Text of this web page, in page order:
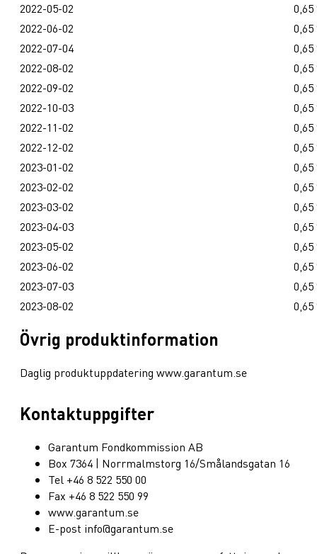
2022-05-02
0,65
2022-06-02
0,65
2022-07-04
0,65
2022-08-02
0,65
2022-09-02
0,65
2022-10-03
0,65
2022-11-02
0,65
2022-12-02
0,65
2023-01-02
0,65
2023-02-02
0,65
2023-03-02
0,65
2023-04-03
0,65
2023-05-02
0,65
2023-06-02
0,65
2023-07-03
0,65
2023-08-02
0,65
Övrig produktinformation
Daglig produktuppdatering www.garantum.se
Kontaktuppgifter
Garantum Fondkommission AB
Box 7364 | Norrmalmstorg 16/Smålandsgatan 16
Tel +46 8 522 550 00
Fax +46 8 522 550 99
www.garantum.se
E-post info@garantum.se